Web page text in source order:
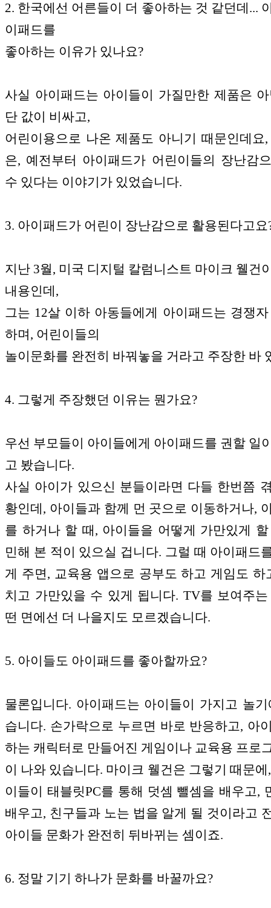
2. 한국에선 어른들이 더 좋아하는 것 같던데...
이패드를
좋아하는 이유가 있나요?
사실 아이패드는 아이들이 가질만한 제품은
단 값이 비싸고,
어린이용으로 나온 제품도 아니기 때문인데요
은, 예전부터 아이패드가 어린이들의 장난감
수 있다는 이야기가 있었습니다.
3. 아이패드가 어린이 장난감으로 활용된다고요
지난 3월, 미국 디지털 칼럼니스트 마이크 웰건
내용인데,
그는 12살 이하 아동들에게 아이패드는 경쟁
하며, 어린이들의
놀이문화를 완전히 바꿔놓을 거라고 주장한 바
4. 그렇게 주장했던 이유는 뭔가요?
우선 부모들이 아이들에게 아이패드를 권할 일
고 봤습니다.
사실 아이가 있으신 분들이라면 다들 한번쯤
황인데, 아이들과 함께 먼 곳으로 이동하거나,
를 하거나 할 때, 아이들을 어떻게 가만있게
민해 본 적이 있으실 겁니다. 그럴 때 아이패드
게 주면, 교육용 앱으로 공부도 하고 게임도 하
치고 가만있을 수 있게 됩니다. TV를 보여주
떤 면에선 더 나을지도 모르겠습니다.
5. 아이들도 아이패드를 좋아할까요?
물론입니다. 아이패드는 아이들이 가지고 놀
습니다. 손가락으로 누르면 바로 반응하고, 아
하는 캐릭터로 만들어진 게임이나 교육용 프로
이 나와 있습니다. 마이크 웰건은 그렇기 때문
이들이 태블릿PC를 통해 덧셈 뺄셈을 배우고,
배우고, 친구들과 노는 법을 알게 될 것이라고
아이들 문화가 완전히 뒤바뀌는 셈이죠.
6. 정말 기기 하나가 문화를 바꿀까요?